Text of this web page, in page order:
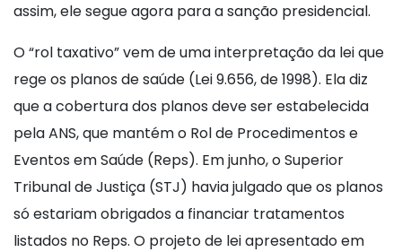
assim, ele segue agora para a sanção presidencial.
O “rol taxativo” vem de uma interpretação da lei que
rege os planos de saúde (Lei 9.656, de 1998). Ela diz
que a cobertura dos planos deve ser estabelecida
pela ANS, que mantém o Rol de Procedimentos e
Eventos em Saúde (Reps). Em junho, o Superior
Tribunal de Justiça (STJ) havia julgado que os planos
só estariam obrigados a financiar tratamentos
listados no Reps. O projeto de lei apresentado em